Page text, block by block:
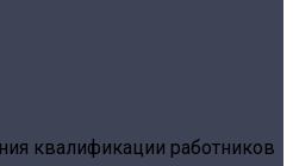
квалификации работников